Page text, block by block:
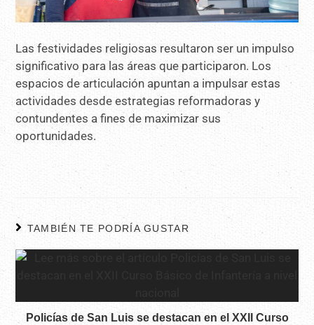
Las festividades religiosas resultaron ser un impulso
significativo para las áreas que participaron. Los
espacios de articulación apuntan a impulsar estas
actividades desde estrategias reformadoras y
contundentes a fines de maximizar sus
oportunidades.
TAMBIÉN TE PODRÍA GUSTAR
Policías de San Luis se destacan en el XXII Curso